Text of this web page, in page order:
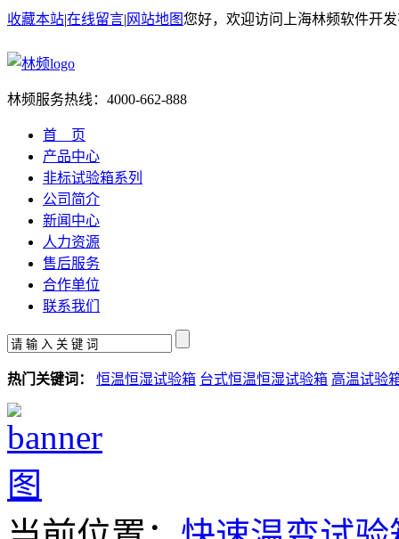
收藏本站|在线留言| 网站地图您好，欢迎访问上海林频软件开
林频服务热线： 4000-662-888
首 页
产品中心
非标试验箱系列
公司简介
新闻中心
人力资源
售后服务
合作单位
联系我们
热门关键词： 恒温恒湿试验箱 台式恒温恒湿试验箱 高温试验